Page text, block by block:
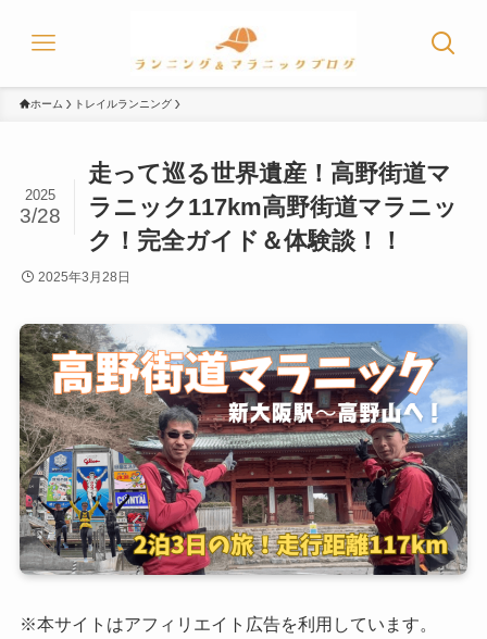
ホーム トレイルランニング
走って巡る世界遺産！高野街道マ
ラニック117km高野街道マラニッ
ク！完全ガイド＆体験談！！
2025
3/28
2025年3月28日
※本サイトはアフィリエイト広告を利用しています。